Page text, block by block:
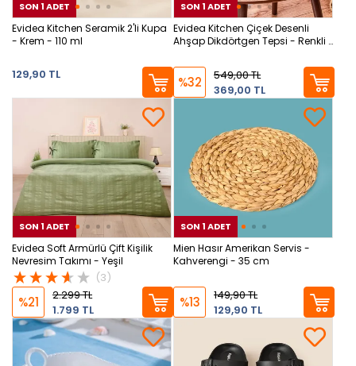
SON 1 ADET SON 1 ADET
Evidea Kitchen Seramik 2'li Kupa
- Krem - 110 ml
129,90 TL
SON 1 ADET
Evidea Kitchen Çiçek Desenli
Ahşap Dikdörtgen Tepsi - Renkli -
%32
549,00 TL
369,00 TL
SON 1 ADET SON 1 ADET
Evidea Soft Armürlü Çift Kişilik
Nevresim Takımı - Yeşil
(3)
%21
2.299 TL
1.799 TL
SON 1 ADET
Mien Hasır Amerikan Servis -
Kahverengi - 35 cm
%13
149,90 TL
129,90 TL